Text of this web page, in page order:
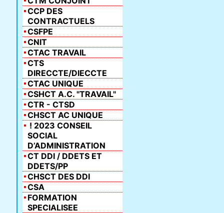
CCP DES
CONTRACTUELS
CSFPE
CNIT
CTAC TRAVAIL
CTS
DIRECCTE/DIECCTE
CTAC UNIQUE
CSHCT A.C. "TRAVAIL"
CTR - CTSD
CHSCT AC UNIQUE
! 2023 CONSEIL
SOCIAL
D’ADMINISTRATION
CT DDI / DDETS ET
DDETS/PP
CHSCT DES DDI
CSA
FORMATION
SPECIALISEE